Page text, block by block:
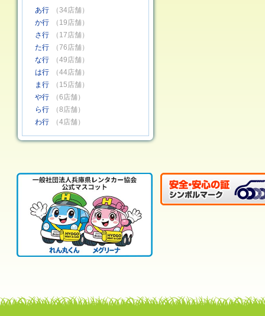
あ行
（34店舗）
か行
（19店舗）
さ行
（17店舗）
た行
（76店舗）
な行
（49店舗）
は行
（44店舗）
ま行
（15店舗）
や行
（6店舗）
ら行
（8店舗）
わ行
（4店舗）